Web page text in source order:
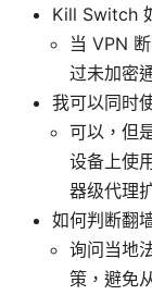
Kill Switch
当 VPN
过未加密
我可以同时
可以，但
设备上使
器级代理
如何判断翻
询问当地
策，避免